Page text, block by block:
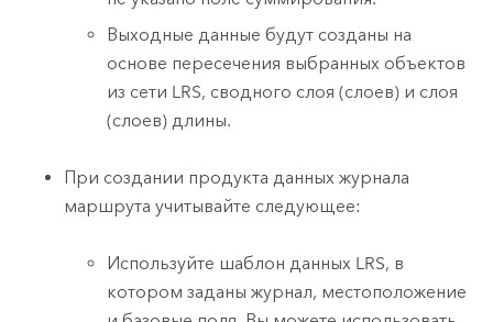
Выходные данные будут созданы на
основе пересечения выбранных объектов
из сети LRS, сводного слоя (слоев) и слоя
(слоев) длины.
При создании продукта данных журнала
маршрута учитывайте следующее:
Используйте шаблон данных LRS, в
котором заданы журнал, местоположение